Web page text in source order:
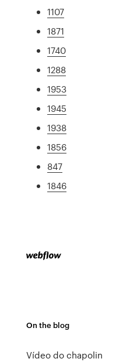
1107
1871
1740
1288
1953
1945
1938
1856
847
1846
On the blog
Vídeo do chapolin